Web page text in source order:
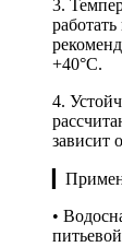
3.
+40°C.
4.
зависит
•